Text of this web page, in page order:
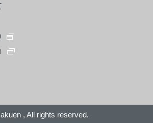
, All rights reserved.